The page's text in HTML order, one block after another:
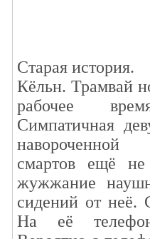
Старая история.
Кёльн. Трамвай
рабочее
Симпатичная
смартов ещё
жужжание
сидений от неё.
На её